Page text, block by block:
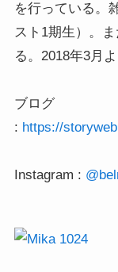
を行っている。
スト1期生）。
る。2018年3月
ブログ
: https://
Instagram :